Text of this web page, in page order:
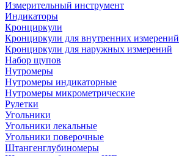
Измерительный инструмент
Индикаторы
Кронциркули
Кронциркули для внутренних измерений
Кронциркули для наружных измерений
Набор щупов
Нутромеры
Нутромеры индикаторные
Нутромеры микрометрические
Рулетки
Угольники
Угольники лекальные
Угольники поверочные
Штангенглубиномеры